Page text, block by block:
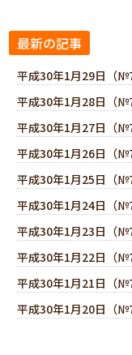
最新の記事
平成30年1月29日（
平成30年1月28日（
平成30年1月27日（
平成30年1月26日（
平成30年1月25日（
平成30年1月24日（
平成30年1月23日（
平成30年1月22日（
平成30年1月21日（
平成30年1月20日（